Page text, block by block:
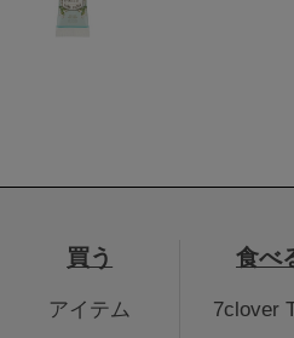
買う
アイテム
食べ
7clover